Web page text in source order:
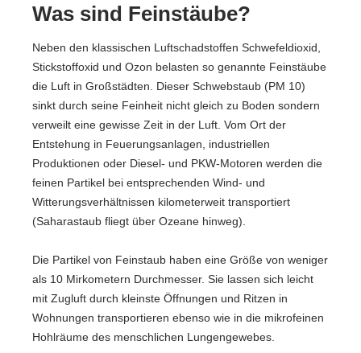
Was sind Feinstäube?
Neben den klassischen Luftschadstoffen Schwefeldioxid,
Stickstoffoxid und Ozon belasten so genannte Feinstäube
die Luft in Großstädten. Dieser Schwebstaub (PM 10)
sinkt durch seine Feinheit nicht gleich zu Boden sondern
verweilt eine gewisse Zeit in der Luft. Vom Ort der
Entstehung in Feuerungsanlagen, industriellen
Produktionen oder Diesel- und PKW-Motoren werden die
feinen Partikel bei entsprechenden Wind- und
Witterungsverhältnissen kilometerweit transportiert
(Saharastaub fliegt über Ozeane hinweg).
Die Partikel von Feinstaub haben eine Größe von weniger
als 10 Mirkometern Durchmesser. Sie lassen sich leicht
mit Zugluft durch kleinste Öffnungen und Ritzen in
Wohnungen transportieren ebenso wie in die mikrofeinen
Hohlräume des menschlichen Lungengewebes.